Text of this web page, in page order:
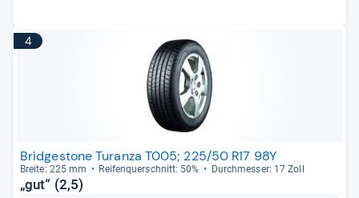
4
Bridgestone Turanza T005; 225/50 R17 98Y
Breite: 225 mm Rei­fen­quer­schnitt: 50% Durch­mes­ser: 17 Zoll
„gut“ (2,5)